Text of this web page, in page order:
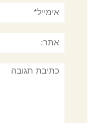
אימייל*
תגובה